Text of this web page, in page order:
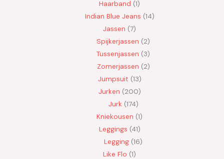
Haarband 1
Indian Blue Jeans 14
Jassen 7
Spijkerjassen
2
Tussenjassen
3
Zomerjassen 2
Jumpsuit 13
Jurken 200
Jurk 174
Kniekousen 1
Leggings 41
Legging 16
Like Flo 1